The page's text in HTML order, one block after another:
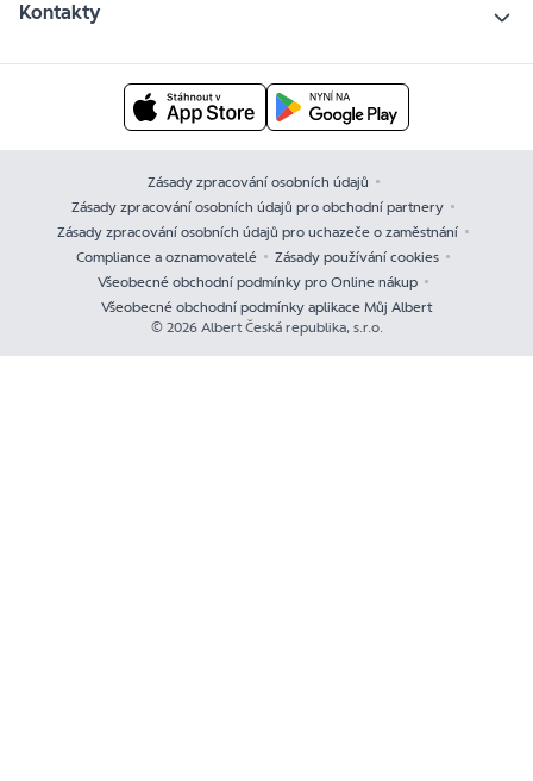
Kontakty
Zásady zpracování osobních údajů
Zásady zpracování osobních údajů pro obchodní partnery
Zásady zpracování osobních údajů pro uchazeče o zaměstnání
Compliance a oznamovatelé
Zásady používání cookies
Všeobecné obchodní podmínky pro Online nákup
Všeobecné obchodní podmínky aplikace Můj Albert
© 2026 Albert Česká republika, s.r.o.